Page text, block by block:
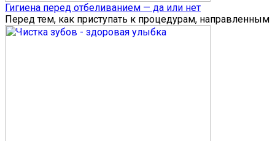
Гигиена перед отбеливанием — да или нет
Перед тем, как приступать к процедурам, направленным